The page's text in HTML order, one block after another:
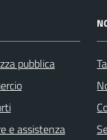
pubblica
e assistenza